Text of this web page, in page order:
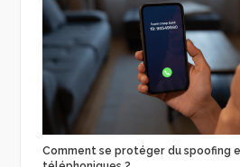
Comment se protéger du spoofing